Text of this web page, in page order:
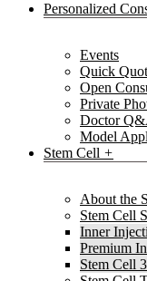
Personalized
Events
Quick
Open
Private
Doctor
Model
Stem Cell
About the
Stem Cell
Inner
Premium
Stem Cell